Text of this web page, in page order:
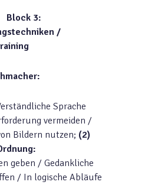
Block 3:
/
Sprache
vermeiden /
Bildern nutzen; (2)
geben / Gedankliche
/ In logische Abläufe